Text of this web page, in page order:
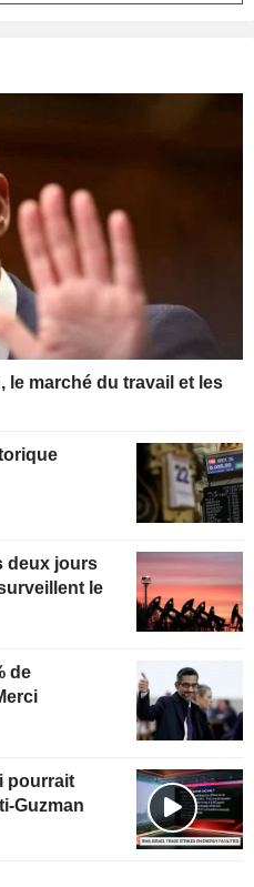
le marché du travail et les
deux jours
le
de
pourrait
Guzman